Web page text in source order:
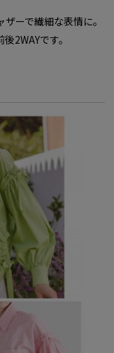
ーで繊細な表情に。
2WAYです。